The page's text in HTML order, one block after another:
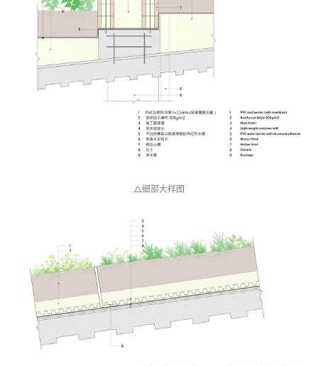
△细部大样图